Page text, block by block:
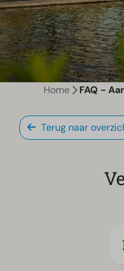
Home FAQ -
Terug naar